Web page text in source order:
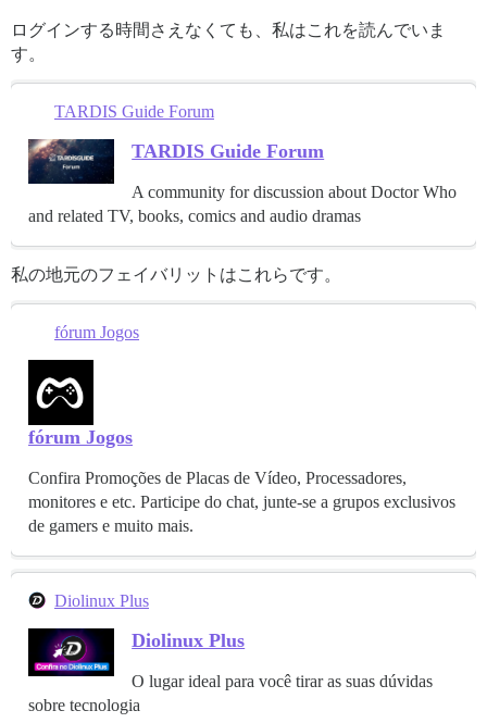
ログインする時間さえなくても、私はこれを読んでいま
す。
TARDIS Guide Forum
TARDIS Guide Forum
A community for discussion about Doctor Who
and related TV, books, comics and audio dramas
私の地元のフェイバリットはこれらです。
fórum Jogos
fórum Jogos
Confira Promoções de Placas de Vídeo, Processadores,
monitores e etc. Participe do chat, junte-se a grupos exclusivos
de gamers e muito mais.
Diolinux Plus
Diolinux Plus
O lugar ideal para você tirar as suas dúvidas
sobre tecnologia